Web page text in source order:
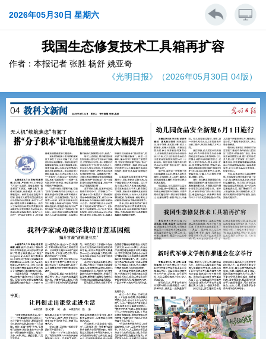
2026年05月30日 星期六
我国生态修复技术工具箱再扩容
作者：本报记者 张胜 杨舒 姚亚奇
《光明日报》（2026年05月30日 04版）